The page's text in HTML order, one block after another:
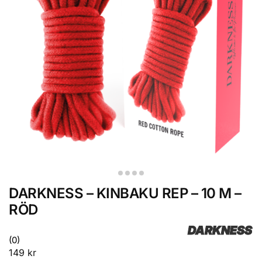
DARKNESS – KINBAKU REP – 10 M –
RÖD
DARKNESS
(0)
149 kr